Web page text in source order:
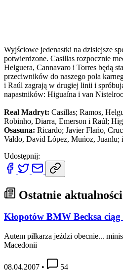
Wyjściowe jedenastki na dzisiejsze
potwierdzone. Casillas rozpocznie
Helguera, Cannavaro i Torres będą
przeciwników do naszego pola
i Raúl zagrają w drugiej linii i
napastników: Higuaína i van
Real Madryt: Casillas; Ramos,
Robinho, Diarra, Emerson i Raúl;
Osasuna: Ricardo; Javier Flańo,
Valdo, David López, Muńoz, Juanlu;
Udostępnij:
Ostatnie aktualności
Kłopotów BMW Becksa ciąg
Autem piłkarza jeździ obecnie...
Macedonii
08.04.2007 • 54